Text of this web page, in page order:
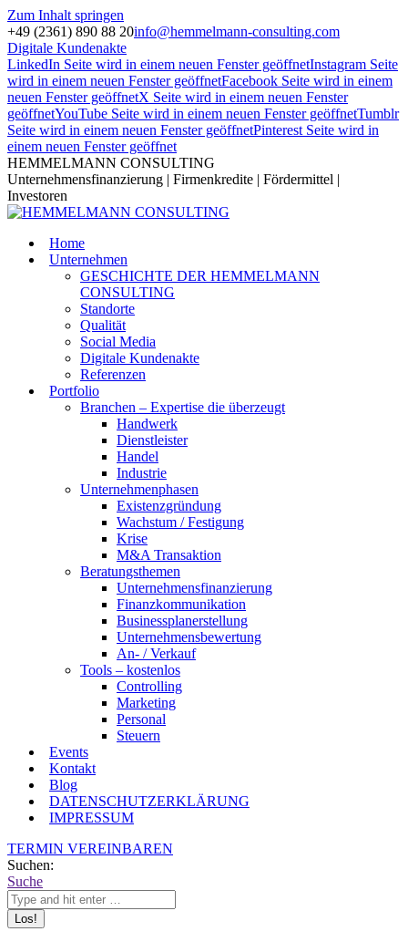
Zum Inhalt springen
+49 (2361) 890 88 20info@hemmelmann-consulting.com
Digitale Kundenakte
LinkedIn Seite wird in einem neuen Fenster geöffnetInstagram Seite
wird in einem neuen Fenster geöffnetFacebook Seite wird in einem
neuen Fenster geöffnetX Seite wird in einem neuen Fenster
geöffnetYouTube Seite wird in einem neuen Fenster geöffnetTumblr
Seite wird in einem neuen Fenster geöffnetPinterest Seite wird in
einem neuen Fenster geöffnet
HEMMELMANN CONSULTING
Unternehmensfinanzierung | Firmenkredite | Fördermittel |
Investoren
Home
Unternehmen
GESCHICHTE DER HEMMELMANN
CONSULTING
Standorte
Qualität
Social Media
Digitale Kundenakte
Referenzen
Portfolio
Branchen – Expertise die überzeugt
Handwerk
Dienstleister
Handel
Industrie
Unternehmenphasen
Existenzgründung
Wachstum / Festigung
Krise
M&A Transaktion
Beratungsthemen
Unternehmensfinanzierung
Finanzkommunikation
Businessplanerstellung
Unternehmensbewertung
An- / Verkauf
Tools – kostenlos
Controlling
Marketing
Personal
Steuern
Events
Kontakt
Blog
DATENSCHUTZERKLÄRUNG
IMPRESSUM
TERMIN VEREINBAREN
Suchen:
Suche